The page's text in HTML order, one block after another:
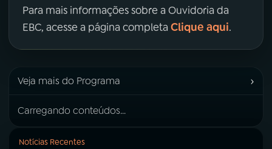
Para mais informações sobre a Ouvidoria da
EBC, acesse a página completa Clique aqui.
Veja mais do Programa ›
Carregando conteúdos...
Notícias Recentes